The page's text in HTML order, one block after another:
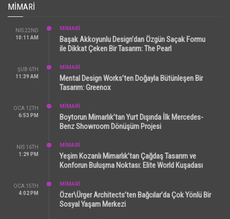
MIMARI
NIS 22ND
10:11 AM
MİMARİ
Başak Akkoyunlu Design’dan Özgün Saçak Formu
ile Dikkat Çeken Bir Tasarım: The Pearl
ŞUB 6TH
11:39 AM
MİMARİ
Mental Design Works’ten Doğayla Bütünleşen Bir
Tasarım: Greenox
OCA 12TH
6:53 PM
MİMARİ
Boytorun Mimarlık’tan Yurt Dışında İlk Mercedes-
Benz Showroom Dönüşüm Projesi
NIS 16TH
1:29 PM
MİMARİ
Yeşim Kozanlı Mimarlık’tan Çağdaş Tasarım ve
Konforun Buluşma Noktası: Elite World Kuşadası
OCA 15TH
4:02 PM
MİMARİ
Özer\Ürger Architects’ten Bağcılar’da Çok Yönlü Bir
Sosyal Yaşam Merkezi